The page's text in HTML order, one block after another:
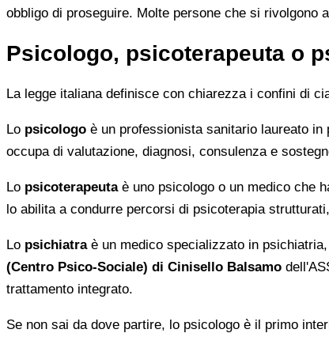
obbligo di proseguire. Molte persone che si rivolgono
Psicologo, psicoterapeuta o
La legge italiana definisce con chiarezza i confini di
Lo psicologo è un professionista sanitario laureato
occupa di valutazione, diagnosi, consulenza e
Lo psicoterapeutaè uno psicologo o un medico che
lo abilita a condurre percorsi di psicoterapia
Lo psichiatraè un medico specializzato in
(Centro Psico-Sociale) di Cinisello Balsamo
trattamento integrato.
Se non sai da dove partire, lo psicologo è il primo